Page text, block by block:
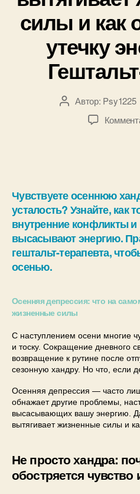
силы и как
утечку
Автор: Psy1225
Чувствуете осеннюю
усталость? Узнайте, как
внутренние конфликты
высасывают энергию.
гештальт-терапевта,
осенью.
Осенняя депрессия: что на
жизненные силы
С наступлением осени многие
и тоску. Сокращение дневного
возвращение к рутине после
сезонную хандру. Но что, если
Осенняя депрессия — часто
обнажает другие проблемы,
высасывающих вашу энергию.
вытягивает жизненные силы и
Не просто хандра:
обостряется